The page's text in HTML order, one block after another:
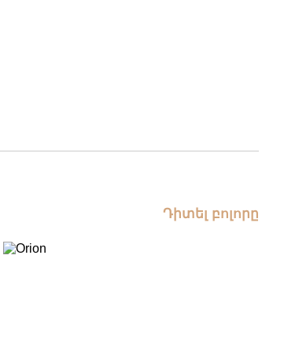
Դիտել բոլորը